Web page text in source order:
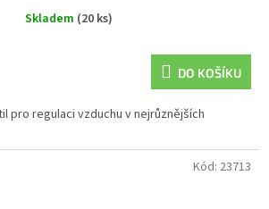
Skladem (20 ks)
DO KOŠÍKU
pro regulaci vzduchu v nejrůznějších
Kód: 23713